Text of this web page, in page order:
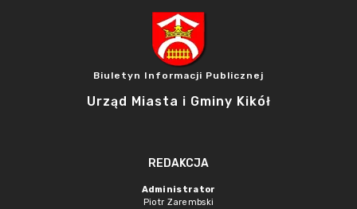
Biuletyn Informacji Publicznej
Urząd Miasta i Gminy Kikół
REDAKCJA
Administrator
Piotr Zarembski